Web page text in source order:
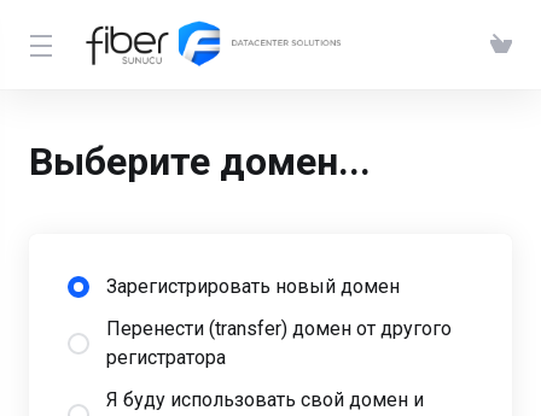
Выберите домен...
Зарегистрировать новый домен
Перенести (transfer) домен от другого
регистратора
Я буду использовать свой домен и